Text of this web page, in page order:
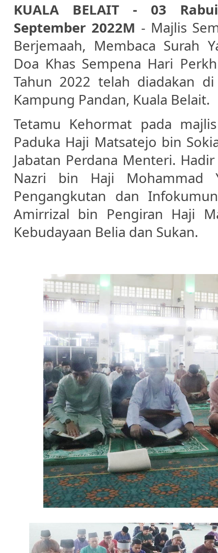
KUALA BELAIT - 03
September 2022M - Majlis
Berjemaah, Membaca Surah
Doa Khas Sempena Hari
Tahun 2022 telah diadakan
Kampung Pandan, Kuala Belait.
Tetamu Kehormat pada
Paduka Haji Matsatejo bin
Jabatan Perdana Menteri.
Nazri bin Haji Mohammad
Pengangkutan dan
Amirrizal bin Pengiran Haji
Kebudayaan Belia dan Sukan.